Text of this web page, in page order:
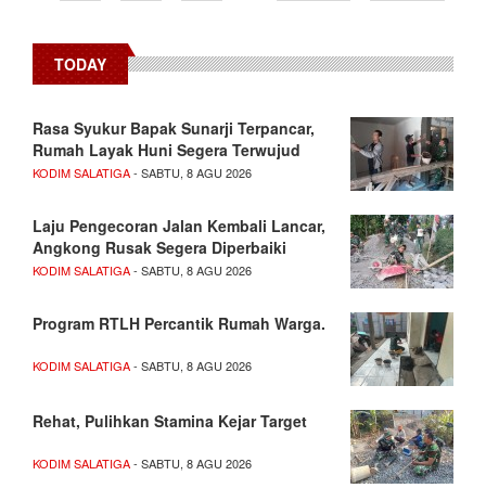
page
page
TODAY
Rasa Syukur Bapak Sunarji Terpancar,
Rumah Layak Huni Segera Terwujud
KODIM SALATIGA- SABTU, 8 AGU 2026
Laju Pengecoran Jalan Kembali Lancar,
Angkong Rusak Segera Diperbaiki
KODIM SALATIGA- SABTU, 8 AGU 2026
Program RTLH Percantik Rumah Warga.
KODIM SALATIGA- SABTU, 8 AGU 2026
Rehat, Pulihkan Stamina Kejar Target
KODIM SALATIGA- SABTU, 8 AGU 2026